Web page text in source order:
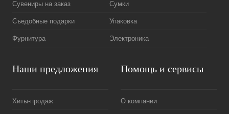
Сувениры на заказ Сумки
Съедобные подарки Упаковка
Фурнитура Электроника
Наши предложения
Хиты-продаж
Помощь и сервисы
О компании